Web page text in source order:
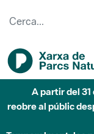
A partir del
reobre al públic